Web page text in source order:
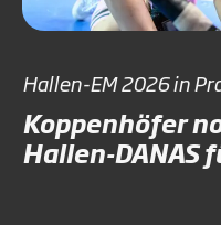
Hallen-EM 2026 in
Koppenhöfer
Hallen-DANAS